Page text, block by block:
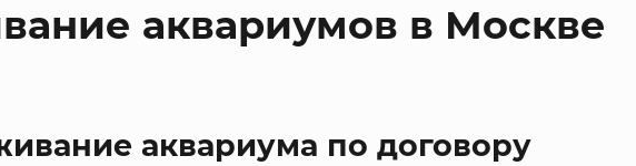
аквариумов в Москве
аквариума по договору